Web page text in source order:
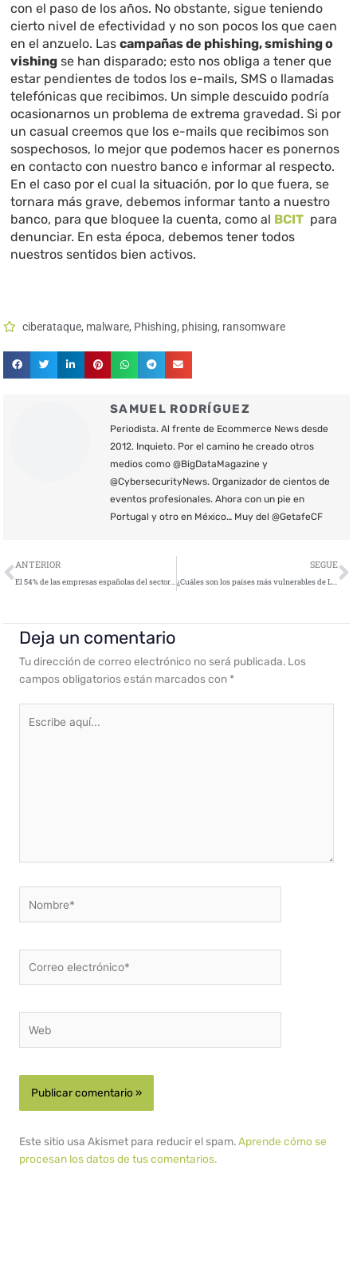
con el paso de los años. No obstante, sigue teniendo
cierto nivel de efectividad y no son pocos los que caen
en el anzuelo. Lascampañas de phishing, smishing o
vishing se han disparado; esto nos obliga a tener que
estar pendientes de todos los e-mails, SMS o llamadas
telefónicas que recibimos. Un simple descuido podría
ocasionarnos un problema de extrema gravedad. Si por
un casual creemos que los e-mails que recibimos son
sospechosos, lo mejor que podemos hacer es ponernos
en contacto con nuestro banco e informar al respecto.
En el caso por el cual la situación, por lo que fuera, se
tornara más grave, debemos informar tanto a nuestro
banco, para que bloquee la cuenta, como al BCIT para
denunciar. En esta época, debemos tener todos
nuestros sentidos bien activos.
ciberataque, malware, Phishing, phising, ransomware
SAMUEL RODRÍGUEZ
Periodista. Al frente de Ecommerce News desde
2012. Inquieto. Por el camino he creado otros
medios como @BigDataMagazine y
@CybersecurityNews. Organizador de cientos de
eventos profesionales. Ahora con un pie en
Portugal y otro en México… Muy del @GetafeCF
Ant
ANTERIOR
El 54% de las empresas españolas del sector retail reconocen haber sufrido algún ciberataque
SEGUE
¿Cuáles son los países más vulnerables de Latinoamérica ante el phishing?
Deja un comentario
Tu dirección de correo electrónico no será publicada. Los
campos obligatorios están marcados con *
aquí...
electrónico*
Este sitio usa Akismet para reducir el spam.Aprende cómo se
procesan los datos de tus comentarios.